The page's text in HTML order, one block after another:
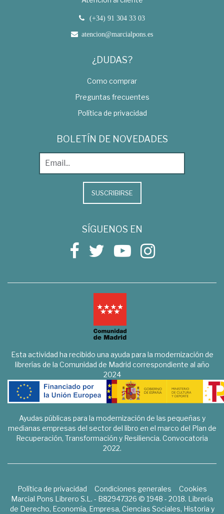
(+34) 91 304 33 03
atencion@marcialpons.es
¿DUDAS?
Como comprar
Preguntas frecuentes
Política de privacidad
BOLETÍN DE NOVEDADES
SUSCRIBIRSE
SÍGUENOS EN
Esta actividad ha recibido una ayuda para la modernización de
librerías de la Comunidad de Madrid correspondiente al año
2024
Ayudas públicas para la modernización de las pequeñas y
medianas empresas del sector del libro en el marco del Plan de
Recuperación, Transformación y Resiliencia. Convocatoria
2022.
Política de privacidad Condiciones generales
Cookies
Marcial Pons Librero S.L. - B82947326 © 1948 - 2018. Librería
de Derecho, Economía, Empresa, Ciencias Sociales, Historia y